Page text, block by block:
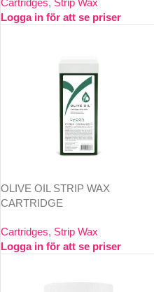
Cartridges, Strip Wax
Logga in för att se priser
OLIVE OIL STRIP WAX
CARTRIDGE
Cartridges, Strip Wax
Logga in för att se priser